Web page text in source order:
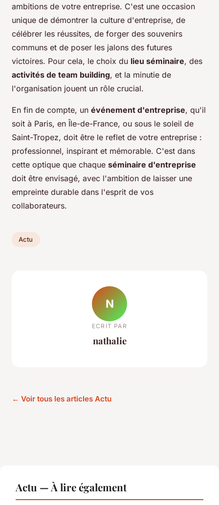
ambitions de votre entreprise. C'est une occasion
unique de démontrer la culture d'entreprise, de
célébrer les réussites, de forger des souvenirs
communs et de poser les jalons des futures
victoires. Pour cela, le choix du lieu séminaire, des
activités de team building, et la minutie de
l'organisation jouent un rôle crucial.
En fin de compte, un événement d'entreprise, qu'il
soit à Paris, en Île-de-France, ou sous le soleil de
Saint-Tropez, doit être le reflet de votre entreprise :
professionnel, inspirant et mémorable. C'est dans
cette optique que chaque séminaire d'entreprise
doit être envisagé, avec l'ambition de laisser une
empreinte durable dans l'esprit de vos
collaborateurs.
Actu
N
ECRIT PAR
nathalie
← Voir tous les articles Actu
Actu — À lire également